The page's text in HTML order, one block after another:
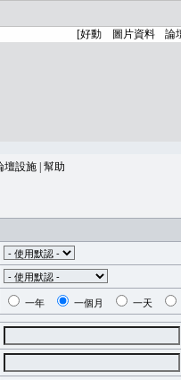
壇設施 幫助
一年 一個月 一天